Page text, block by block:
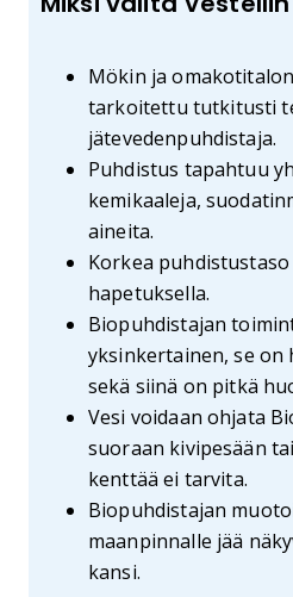
Mökin ja
tarkoitettu tutkitusti
jätevedenpuhdistaja.
Puhdistus tapahtuu
kemikaaleja,
aineita.
Korkea
hapetuksella.
Biopuhdistajan
yksinkertainen, se
sekä siinä on pitkä
Vesi voidaan ohjata
suoraan kivipesään
kenttää ei tarvita.
Biopuhdistajan
maanpinnalle jää
kansi.